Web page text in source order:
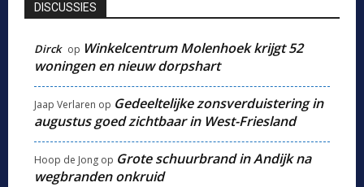
DISCUSSIES
Dirck op Winkelcentrum Molenhoek krijgt 52
woningen en nieuw dorpshart
Jaap Verlaren op Gedeeltelijke zonsverduistering in
augustus goed zichtbaar in West-Friesland
Hoop de Jong op Grote schuurbrand in Andijk na
wegbranden onkruid